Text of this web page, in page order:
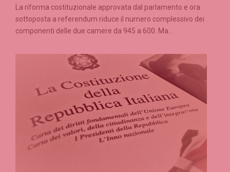
La riforma costituzionale approvata dal parlamento e ora
sottoposta a referendum riduce il numero complessivo dei
componenti delle due camere da 945 a 600. Ma...